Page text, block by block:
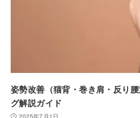
姿勢改善（猫背・巻き肩・反り
グ解説ガイド
2025年7月1日